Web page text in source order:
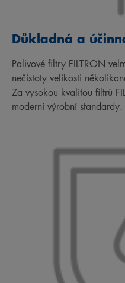
Důkladná a
Palivové filtry FILTRON
nečistoty velikosti
Za vysokou kvalitou filtrů
moderní výrobní standardy.